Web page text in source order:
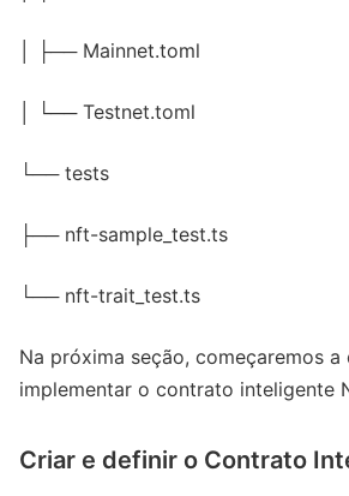
│ ├── Mainnet.toml
│ └── Testnet.toml
└── tests
├── nft-sample_test.ts
└── nft-trait_test.ts
Na próxima seção, começaremos
implementar o contrato inteligente
Criar e definir o Contrato